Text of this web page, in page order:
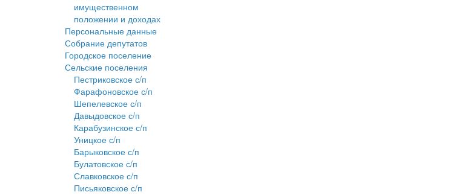
имущественном
положении и доходах
Персональные данные
Собрание депутатов
Городское поселение
Сельские поселения
Пестриковское с/п
Фарафоновское с/п
Шепелевское с/п
Давыдовское с/п
Карабузинское с/п
Уницкое с/п
Барыковское с/п
Булатовское с/п
Славковское с/п
Письяковское с/п